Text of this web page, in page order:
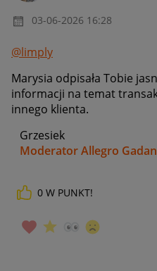
‎03-06-2026 16:28
@limply
Marysia odpisała Tobie
informacji na temat
innego klienta.
Grzesiek
Moderator Allegro
0 W PUNKT!